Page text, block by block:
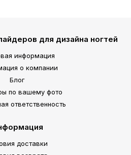
для дизайна ногтей
информация
о компании
Блог
по вашему фото
ответственность
доставки